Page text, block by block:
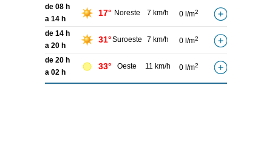
de 08 h
a 14 h
17° Noreste 7 km/h 0 l/m2
de 14 h
a 20 h
31°Suroeste 7 km/h 0 l/m2
de 20 h
a 02 h
33° Oeste 11 km/h 0 l/m2